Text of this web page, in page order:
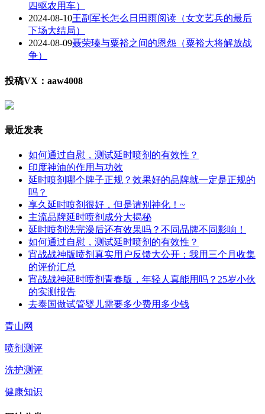
四驱农用车）
2024-08-10王副军长怎么日田雨阅读（女文艺兵的最后
下场大结局）
2024-08-09聂荣瑧与粟裕之间的恩怨（粟裕大将解放战
争）
投稿VX：aaw4008
最近发表
如何通过自慰，测试延时喷剂的有效性？
印度神油的作用与功效
延时喷剂哪个牌子正规？效果好的品牌就一定是正规的
吗？
享久延时喷剂很好，但是请别神化！~
主流品牌延时喷剂成分大揭秘
延时喷剂洗完澡后还有效果吗？不同品牌不同影响！
如何通过自慰，测试延时喷剂的有效性？
宵战战神版喷剂真实用户反馈大公开：我用三个月收集
的评价汇总
宵战战神延时喷剂青春版，年轻人真能用吗？25岁小伙
的实测报告
去泰国做试管婴儿需要多少费用多少钱
青山网
喷剂测评
洗护测评
健康知识